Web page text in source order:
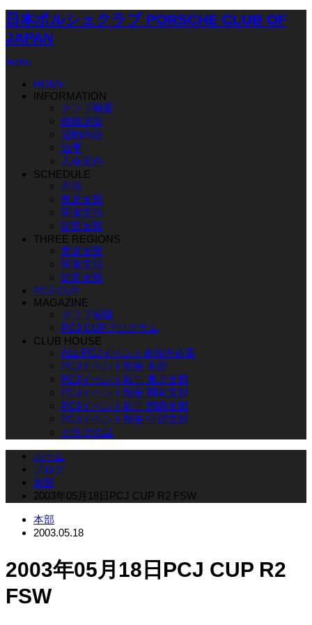
日本ポルシェクラブ PORSCHE CLUB OF
JAPAN
menu
HOME
INFORMATION
クラブ概要
組織運営
活動内容
沿革
入会案内
SCHEDULE
本部
東北支部
関東支部
関西支部
THREE REGIONS
東北支部
関東支部
関西支部
PCJ-CUP
MAGAZINE
クラブ会誌
PCJ CUPプログラム
CLUB HOUSE
ALL PCJイベント参加申込書
PCJイベント報告 本部
PCJイベント報告 東北支部
PCJイベント報告 関東支部
PCJイベント報告 関西支部
PCJイベント報告 中部支部
クラブ会誌
ホーム
ブログ
本部
2003年05月18日PCJ CUP R2 FSW
本部
2003.05.18
2003年05月18日PCJ CUP R2
FSW